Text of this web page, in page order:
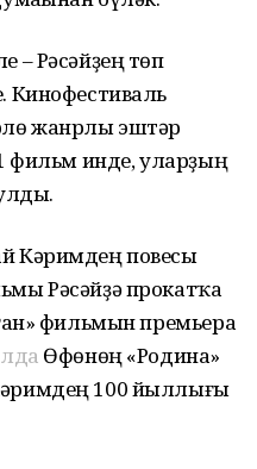
– Рәсәйҙең төп
Кинофестиваль
жанрлы эштәр
фильм инде, уларҙың
Кәримдең повесы
Рәсәйҙә прокатҡа
фильмын премьера
Өфөнөң «Родина»
100 йыллығы